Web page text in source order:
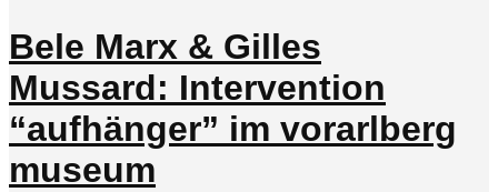
Bele Marx & Gilles
Mussard: Intervention
“aufhänger” im vorarlberg
museum